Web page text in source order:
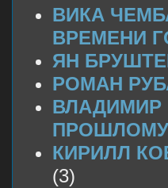
ВИКА
ВРЕМЕНИ
ЯН
РОМАН
ВЛАДИМИР
КИРИЛЛ
(3)